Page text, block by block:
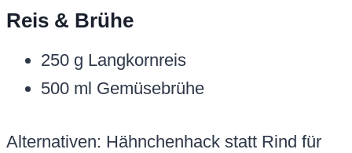
Reis & Brühe
250 g Langkornreis
500 ml Gemüsebrühe
Alternativen: Hähnchenhack statt Rind für